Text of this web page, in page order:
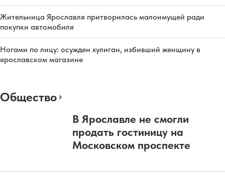
Жительница Ярославля притворилась малоимущей ради
покупки автомобиля
Ногами по лицу: осужден хулиган, избивший женщину в
ярославском магазине
Общество
В Ярославле не смогли
продать гостиницу на
Московском проспекте